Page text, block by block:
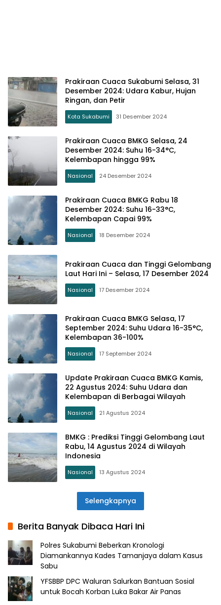
Prakiraan Cuaca Sukabumi Selasa, 31
Desember 2024: Udara Kabur, Hujan
Ringan, dan Petir
Kota Sukabumi 31 Desember 2024
Prakiraan Cuaca BMKG Selasa, 24
Desember 2024: Suhu 16-34°C,
Kelembapan hingga 99%
Nasional 24 Desember 2024
Prakiraan Cuaca BMKG Rabu 18
Desember 2024: Suhu 16-33°C,
Kelembapan Capai 99%
Nasional 18 Desember 2024
Prakiraan Cuaca dan Tinggi Gelombang
Laut Hari Ini – Selasa, 17 Desember 2024
Nasional 17 Desember 2024
Prakiraan Cuaca BMKG Selasa, 17
September 2024: Suhu Udara 16-35°C,
Kelembapan 36-100%
Nasional 17 September 2024
Update Prakiraan Cuaca BMKG Kamis,
22 Agustus 2024: Suhu Udara dan
Kelembapan di Berbagai Wilayah
Nasional 21 Agustus 2024
BMKG : Prediksi Tinggi Gelombang Laut
Rabu, 14 Agustus 2024 di Wilayah
Indonesia
Nasional 13 Agustus 2024
Selengkapnya
Berita Banyak Dibaca Hari Ini
Polres Sukabumi Beberkan Kronologi
Diamankannya Kades Tamanjaya dalam Kasus
Sabu
YFSBBP DPC Waluran Salurkan Bantuan Sosial
untuk Bocah Korban Luka Bakar Air Panas